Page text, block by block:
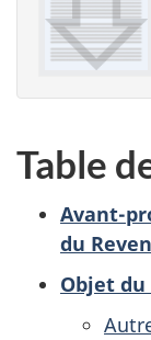
Table
Avant-
du
Objet